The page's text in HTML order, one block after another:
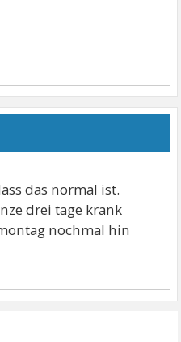
das normal ist.
drei tage krank
nochmal hin